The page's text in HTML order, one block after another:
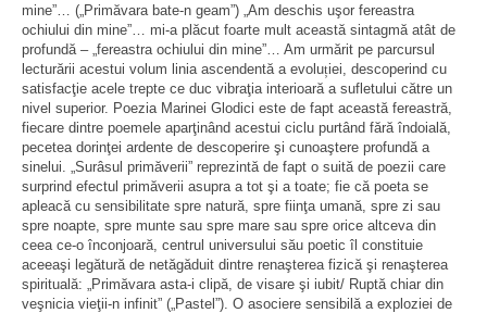
mine”… („Primăvara bate-n geam”) „Am deschis uşor fereastra
ochiului din mine”… mi-a plăcut foarte mult această sintagmă atât de
profundă – „fereastra ochiului din mine”… Am urmărit pe parcursul
lecturării acestui volum linia ascendentă a evoluției, descoperind cu
satisfacţie acele trepte ce duc vibraţia interioară a sufletului către un
nivel superior. Poezia Marinei Glodici este de fapt această fereastră,
fiecare dintre poemele aparţinând acestui ciclu purtând fără îndoială,
pecetea dorinţei ardente de descoperire şi cunoaştere profundă a
sinelui. „Surâsul primăverii” reprezintă de fapt o suită de poezii care
surprind efectul primăverii asupra a tot şi a toate; fie că poeta se
apleacă cu sensibilitate spre natură, spre fiinţa umană, spre zi sau
spre noapte, spre munte sau spre mare sau spre orice altceva din
ceea ce-o înconjoară, centrul universului său poetic îl constituie
aceeaşi legătură de netăgăduit dintre renaşterea fizică şi renaşterea
spirituală: „Primăvara asta-i clipă, de visare şi iubit/ Ruptă chiar din
veşnicia vieţii-n infinit” („Pastel”). O asociere sensibilă a exploziei de